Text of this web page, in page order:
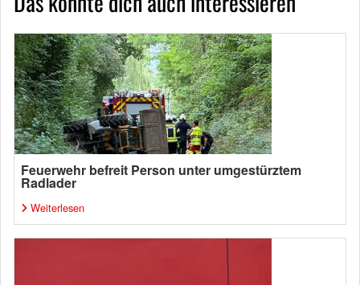
Feuerwehr befreit Person unter umgestürztem
Radlader
Weiterlesen